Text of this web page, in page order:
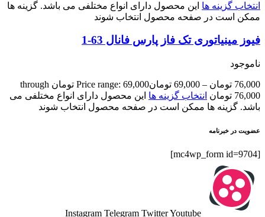
انتخاب گزینه ها این محصول دارای انواع مختلفی می باشد. گزینه ها
ممکن است در صفحه محصول انتخاب شوند
فیوز مینیاتوری تک فاز پارس فانال 63-1
ناموجود
76,000 تومان –
69,000 تومان
Price range: 69,000 تومان through
76,000 تومان
انتخاب گزینه ها این محصول دارای انواع مختلفی می
باشد. گزینه ها ممکن است در صفحه محصول انتخاب شوند
عضویت در خبرنامه
[mc4wp_form id=9704]
Instagram Telegram TwitterYoutube